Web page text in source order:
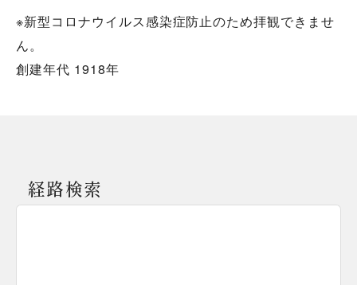
※新型コロナウイルス感染症防止のため拝観できませ
ん。
創建年代 1918年
経路検索